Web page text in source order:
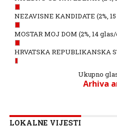
NEZAVISNE KANDIDATE (2%,
MOSTAR MOJ DOM (2%, 14
HRVATSKA REPUBLIKANSKA
Ukupno
Arhiva
LOKALNE VIJESTI